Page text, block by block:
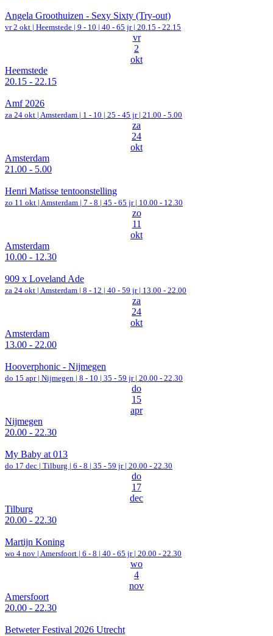
Angela Groothuizen - Sexy Sixty (Try-out)
vr 2 okt | Heemstede | 9 - 10 | 40 - 65 jr | 20.15 - 22.15
vr
2
okt
Heemstede
20.15 - 22.15
Amf 2026
za 24 okt | Amsterdam | 1 - 10 | 25 - 45 jr | 21.00 - 5.00
za
24
okt
Amsterdam
21.00 - 5.00
Henri Matisse tentoonstelling
zo 11 okt | Amsterdam | 7 - 8 | 45 - 65 jr | 10.00 - 12.30
zo
11
okt
Amsterdam
10.00 - 12.30
909 x Loveland Ade
za 24 okt | Amsterdam | 8 - 12 | 40 - 59 jr | 13.00 - 22.00
za
24
okt
Amsterdam
13.00 - 22.00
Hooverphonic - Nijmegen
do 15 apr | Nijmegen | 8 - 10 | 35 - 59 jr | 20.00 - 22.30
do
15
apr
Nijmegen
20.00 - 22.30
My Baby at 013
do 17 dec | Tilburg | 6 - 8 | 35 - 59 jr | 20.00 - 22.30
do
17
dec
Tilburg
20.00 - 22.30
Martijn Koning
wo 4 nov | Amersfoort | 6 - 8 | 40 - 65 jr | 20.00 - 22.30
wo
4
nov
Amersfoort
20.00 - 22.30
Betweter Festival 2026 Utrecht